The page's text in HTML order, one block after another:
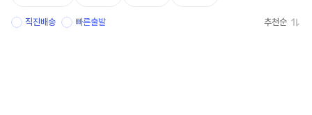
직진배송 빠른출발 추천순